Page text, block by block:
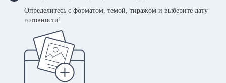
Определитесь с форматом, темой, тиражом и выберите дату
готовности!